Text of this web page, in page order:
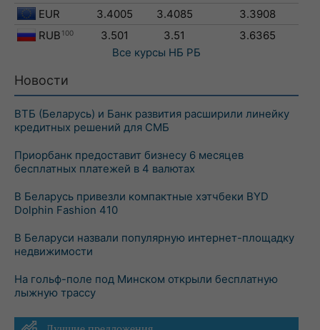
EUR
3.4005 3.4085
3.3908
RUB 100 3.501 3.51
3.6365
Все курсы НБ РБ
Новости
ВТБ (Беларусь) и Банк развития расширили линейку
кредитных решений для СМБ
Приорбанк предоставит бизнесу 6 месяцев
бесплатных платежей в 4 валютах
В Беларусь привезли компактные хэтчбеки BYD
Dolphin Fashion 410
В Беларуси назвали популярную интернет-площадку
недвижимости
На гольф-поле под Минском открыли бесплатную
лыжную трассу